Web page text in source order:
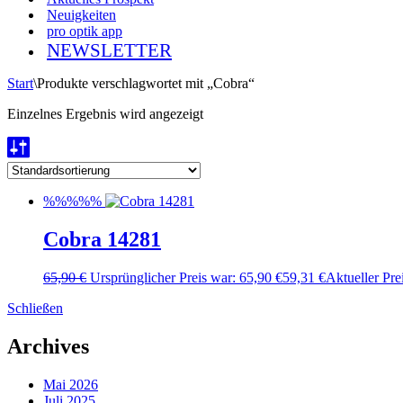
Neuigkeiten
pro optik app
NEWSLETTER
Start\Produkte verschlagwortet mit „Cobra“
Einzelnes Ergebnis wird angezeigt
%%%%%
Cobra 14281
65,90€ Ursprünglicher Preis war: 65,90 €59,31 €Aktueller
Schließen
Archives
Mai 2026